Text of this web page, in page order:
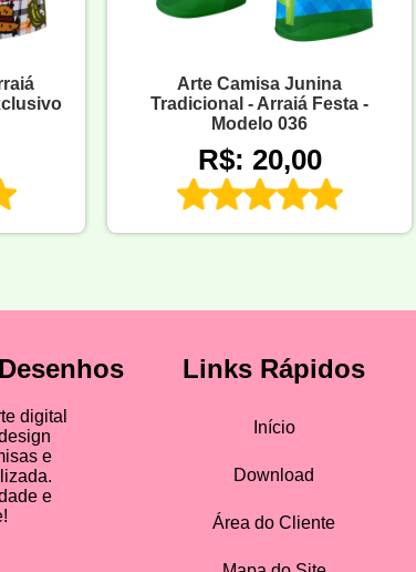
Arte Camisa Junina
Tradicional - Arraiá Festa -
Modelo 036
R$: 20,00
digital
e
e
Links Rápidos
Início
Download
Área do Cliente